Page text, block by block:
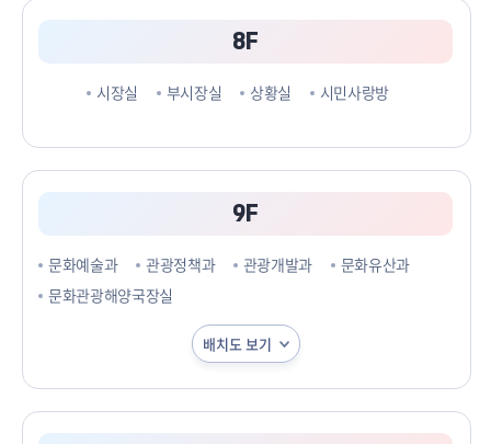
8F
시장실 부시장실 상황실 시민사랑방
9F
문화예술과 관광정책과 관광개발과
문화유산과
문화관광해양국장실
배치도 보기